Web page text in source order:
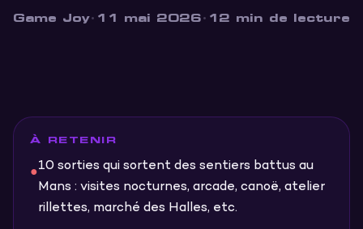
Game Joy· 11 mai 2026· 12 min de lecture
À RETENIR
●10 sorties qui sortent des sentiers battus au
Mans : visites nocturnes, arcade, canoë, atelier
rillettes, marché des Halles, etc.